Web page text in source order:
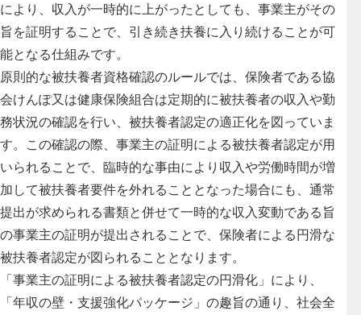
により、収入が一時的に上がったとしても、事業主がその
旨を証明することで、引き続き扶養に入り続けることが可
能となる仕組みです。
原則的な被扶養者資格確認のルールでは、保険者である協
会けんぽ又は健康保険組合は定期的に被扶養者の収入や勤
務状況の確認を行い、被扶養者認定の適正化を図っていま
す。この確認の際、事業主の証明による被扶養者認定が用
いられることで、臨時的な事由により収入や労働時間が増
加して被扶養者要件を外れることとなった場合にも、通常
提出が求められる書類と併せて一時的な収入変動である旨
の事業主の証明が提出されることで、保険者による円滑な
被扶養者認定が図られることとなります。
「事業主の証明による被扶養者認定の円滑化」により、
「年収の壁・支援強化パッケージ」の趣旨の通り、社会全